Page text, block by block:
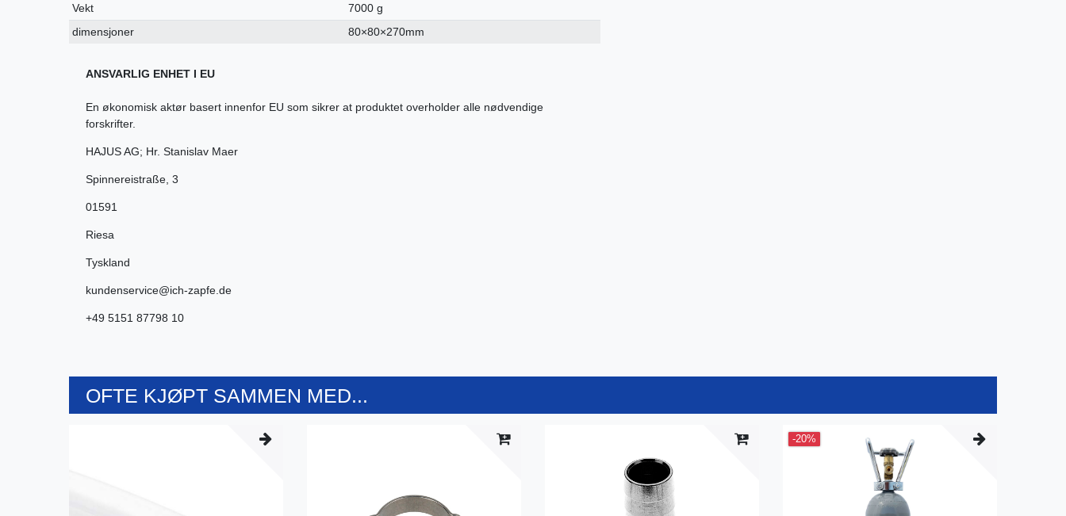
Vekt
7000 g
dimensjoner
80×80×270mm
ANSVARLIG ENHET I EU
En økonomisk aktør basert innenfor EU som sikrer at produktet overholder alle nødvendige
forskrifter.
HAJUS AG; Hr. Stanislav Maer
Spinnereistraße 3
01591
Riesa
Tyskland
kundenservice@ich-zapfe.de
+49 5151 87798 10
OFTE KJØPT SAMMEN MED...
-20%